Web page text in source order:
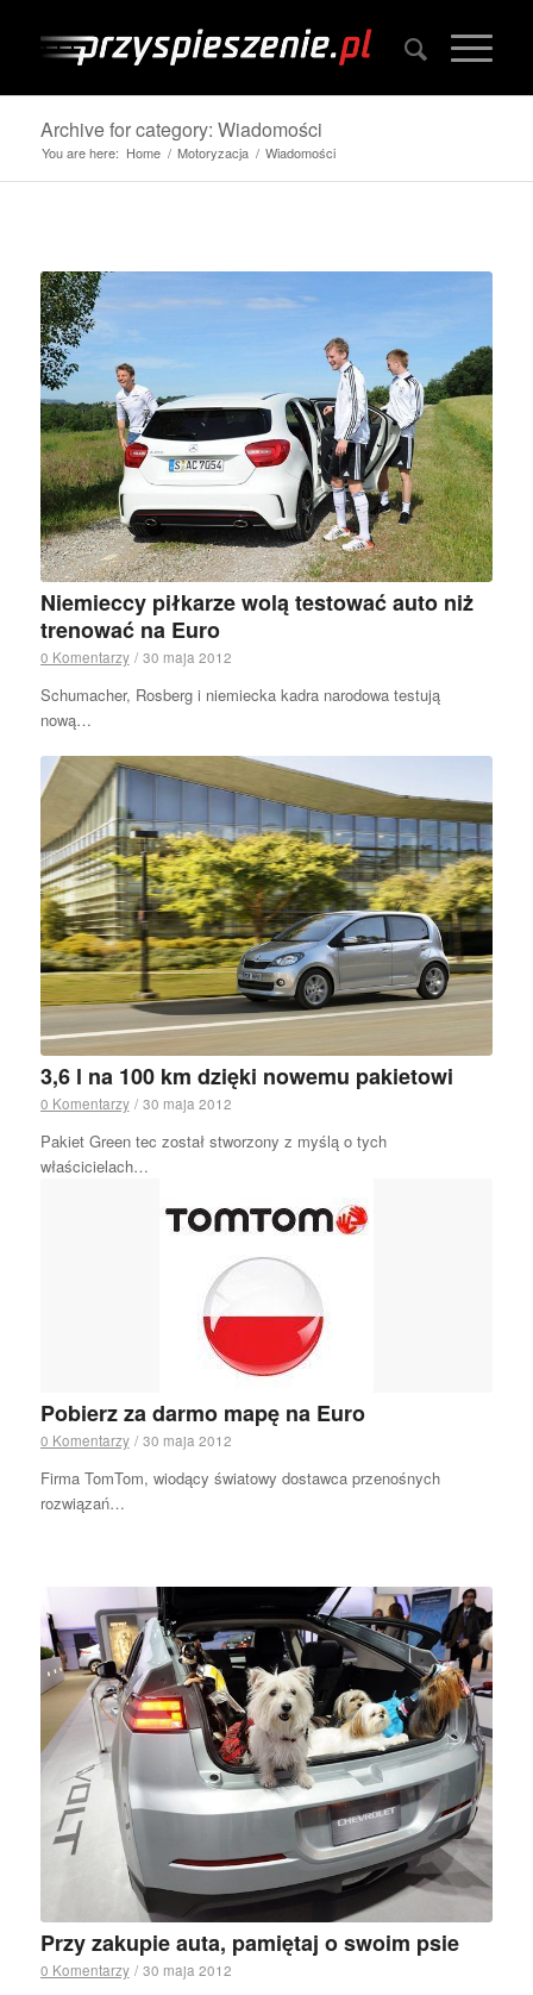
Archive for category: Wiadomości
You are here: Home / Motoryzacja / Wiadomości
Niemieccy piłkarze wolą testować auto niż
trenować na Euro
0 Komentarzy / 30 maja 2012
Schumacher, Rosberg i niemiecka kadra narodowa testują
nową…
3,6 l na 100 km dzięki nowemu pakietowi
0 Komentarzy / 30 maja 2012
Pakiet Green tec został stworzony z myślą o tych
właścicielach…
Pobierz za darmo mapę na Euro
0 Komentarzy / 30 maja 2012
Firma TomTom, wiodący światowy dostawca przenośnych
rozwiązań…
Przy zakupie auta, pamiętaj o swoim psie
0 Komentarzy / 30 maja 2012